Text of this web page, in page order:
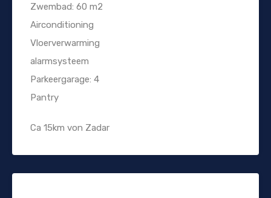
Zwembad: 60 m2
Airconditioning
Vloerverwarming
alarmsysteem
Parkeergarage: 4
Pantry
Ca 15km von Zadar